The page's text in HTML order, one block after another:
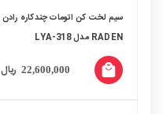
سیم لخت کن اتومات چندکاره رادن
RADEN مدل LYA-318
22,600,000 ریال local_mall